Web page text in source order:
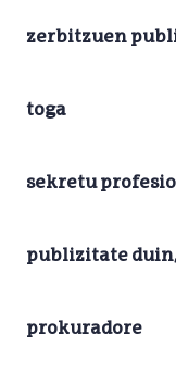
zerbitzuen
toga
sekretu
publizitate
prokuradore